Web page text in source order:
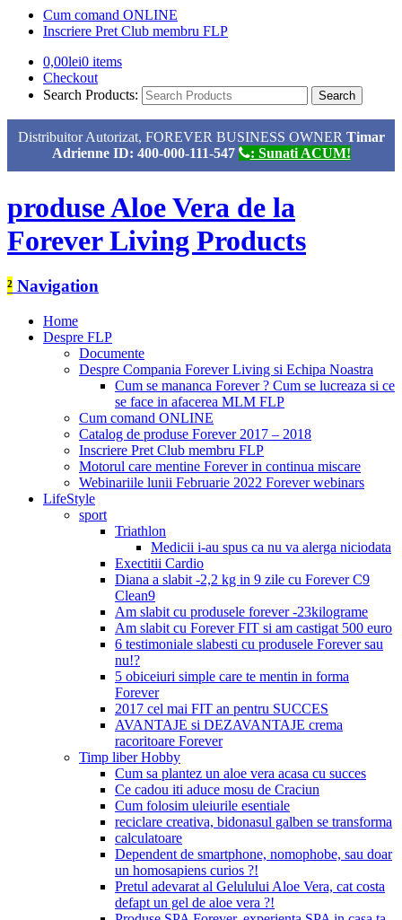
Cum comand ONLINE
Inscriere Pret Club membru FLP
0,00lei0 items
Checkout
Search Products:
Distribuitor Autorizat, FOREVER BUSINESS OWNER Timar
Adrienne ID: 400-000-111-547
: Sunati ACUM!
produse Aloe Vera de la
Forever Living Products
² Navigation
Home
Despre FLP
Documente
Despre Compania Forever Living si Echipa Noastra
Cum se mananca Forever ? Cum se lucreaza si ce
se face in afacerea MLM FLP
Cum comand ONLINE
Catalog de produse Forever 2017 – 2018
Inscriere Pret Club membru FLP
Motorul care mentine Forever in continua miscare
Webinariile lunii Februarie 2022 Forever webinars
LifeStyle
sport
Triathlon
Medicii i-au spus ca nu va alerga niciodata
Exectitii Cardio
Diana a slabit -2,2 kg in 9 zile cu Forever C9
Clean9
Am slabit cu produsele forever -23kilograme
Am slabit cu Forever FIT si am castigat 500 euro
6 testimoniale slabesti cu produsele Forever sau
nu!?
5 obiceiuri simple care te mentin in forma
Forever
2017 cel mai FIT an pentru SUCCES
AVANTAJE si DEZAVANTAJE crema
racoritoare Forever
Timp liber Hobby
Cum sa plantez un aloe vera acasa cu succes
Ce cadou iti aduce mosu de Craciun
Cum folosim uleiurile esentiale
reciclare creativa, bidonasul galben se transforma
calculatoare
Dependent de smartphone, nomophobe, sau doar
un homosapiens curios ?!
Pretul adevarat al Gelulului Aloe Vera, cat costa
defapt un gel de aloe vera ?!